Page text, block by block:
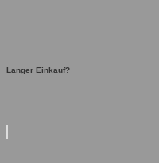
Langer Einkauf?